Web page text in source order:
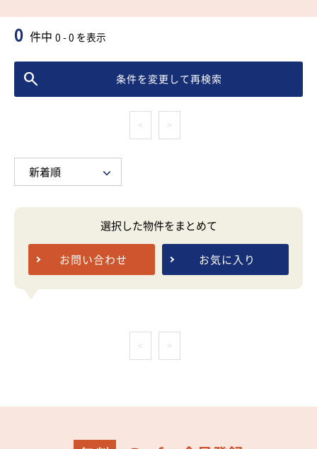
0 件中 0 - 0 を表示
条件を変更して再検索
< >
選択した物件をまとめて
お問い合わせ お気に入り
< >